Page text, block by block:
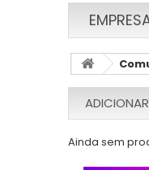
Ainda sem